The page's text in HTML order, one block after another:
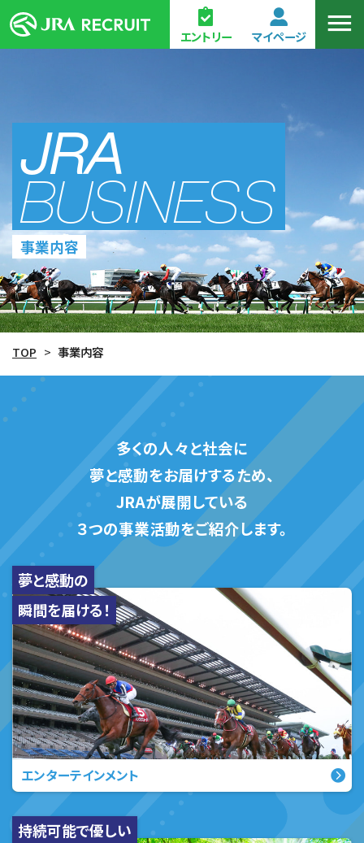
エントリー マイページ
JRA
BUSINESS
事業内容
TOP > 事業内容
多くの人々と社会に
夢と感動をお届けするため、
JRAが展開している
３つの事業活動をご紹介します。
夢と感動の
瞬間を届ける！
エンターテインメント
持続可能で優しい